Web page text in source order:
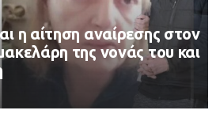
η αίτηση αναίρεσης στον
της νονάς του και